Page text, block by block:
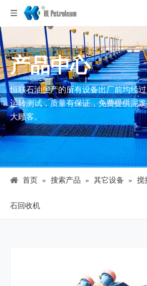
产品中心
恒联石油生产的所有设备出厂前均经
运转测试，质量有保证，免费提供泥
大顾客。
首页 » 搜索产品 » 其它设备 » 搅
石回收机